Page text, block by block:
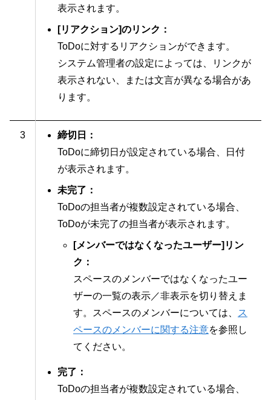
表示されます。
[リアクション]のリンク：
ToDoに対するリアクションができます。
システム管理者の設定によっては、リンクが
表示されない、または文言が異なる場合があ
ります。
3
締切日：
ToDoに締切日が設定されている場合、日付
が表示されます。
未完了：
ToDoの担当者が複数設定されている場合、
ToDoが未完了の担当者が表示されます。
[メンバーではなくなったユーザー]リン
ク：
スペースのメンバーではなくなったユー
ザーの一覧の表示／非表示を切り替えま
す。スペースのメンバーについては、
ス
ペースのメンバーに関する注意を参照し
てください。
完了：
ToDoの担当者が複数設定されている場合、